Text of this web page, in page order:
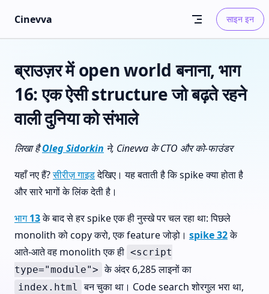
Skip to content
Cinevva साइन इन
ब्राउज़र में open world बनाना, भाग
16: एक ऐसी structure जो बढ़ते रहने
वाली दुनिया को संभाले
लिखा हैOleg Sidorkin ने, Cinevva के CTO और को-फाउंडर
यहाँ नए हैं?सीरीज़ गाइडदेखिए। यह बताती है कि spike क्या होता है
और सारे भागों के लिंक देती है।
भाग 13के बाद से हर spike एक ही नुस्खे पर चल रहा था: पिछले
monolith को copy करो, एक feature जोड़ो। spike 32के
आते-आते वह monolith एक ही <script
type="module"> के अंदर 6,285 लाइनों का
index.html बन चुका था। Code search शोरगुल भरा था,